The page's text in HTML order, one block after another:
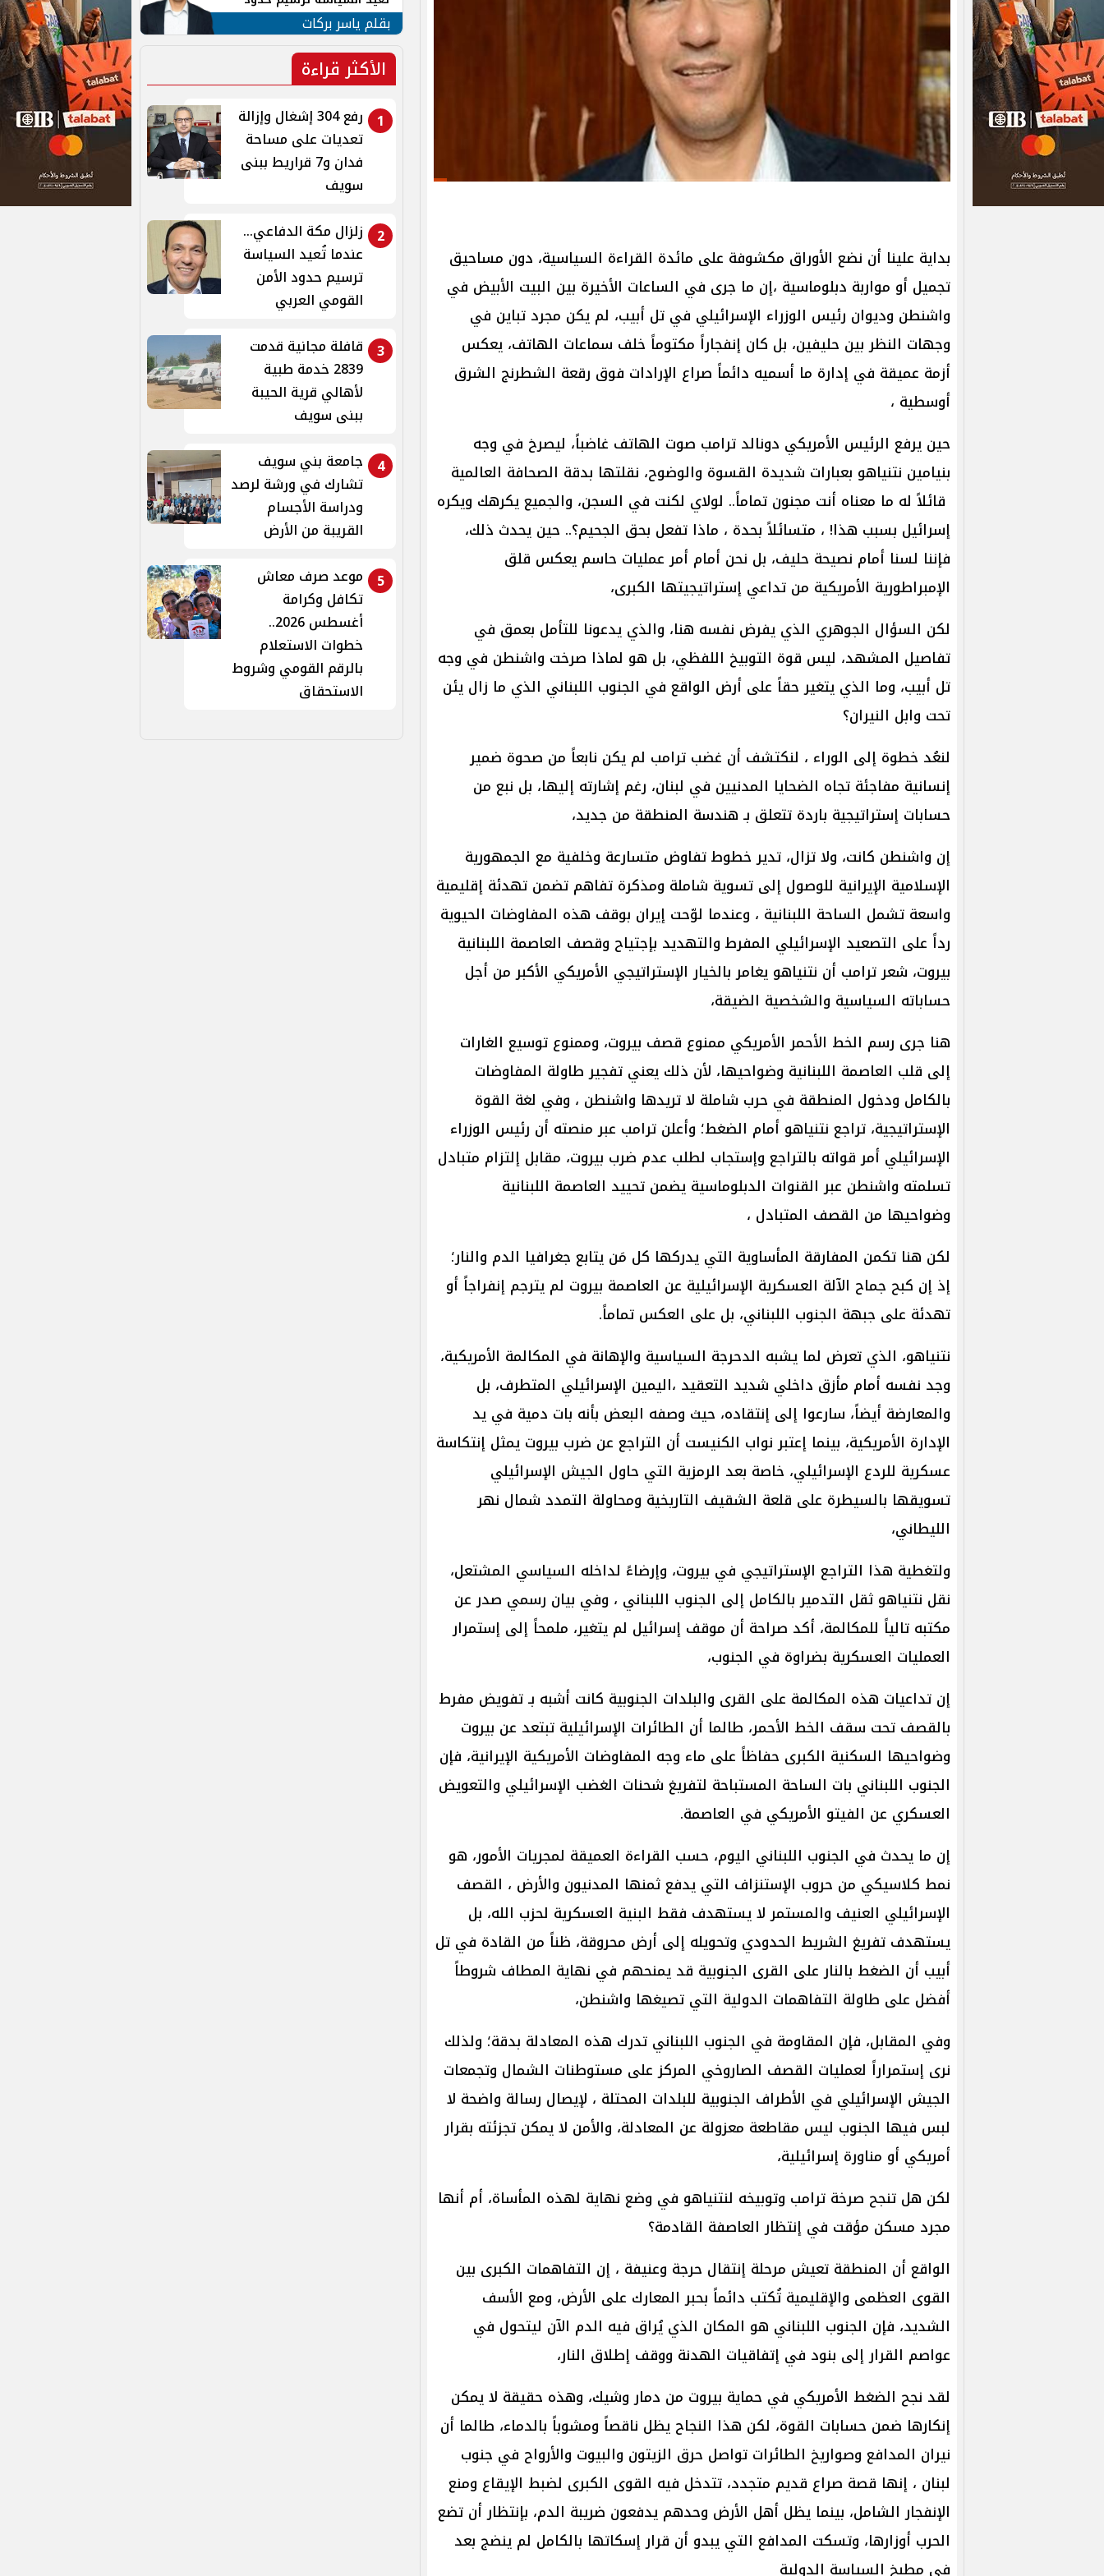
بداية علينا أن نضع الأوراق مكشوفة على مائدة القراءة السياسية، دون مساحيق
تجميل أو مواربة دبلوماسية ،إن ما جرى في الساعات الأخيرة بين البيت الأبيض في
واشنطن وديوان رئيس الوزراء الإسرائيلي في تل أبيب، لم يكن مجرد تباين في
وجهات النظر بين حليفين، بل كان إنفجاراً مكتوماً خلف سماعات الهاتف، يعكس
أزمة عميقة في إدارة ما أسميه دائماً صراع الإرادات فوق رقعة الشطرنج الشرق
أوسطية ،
حين يرفع الرئيس الأمريكي دونالد ترامب صوت الهاتف غاضباً، ليصرخ في وجه
بنيامين نتنياهو بعبارات شديدة القسوة والوضوح، نقلتها بدقة الصحافة العالمية
قائلاً له ما معناه أنت مجنون تماماً.. لولاي لكنت في السجن، والجميع يكرهك ويكره
إسرائيل بسبب هذا! ، متسائلاً بحدة ، ماذا تفعل بحق الجحيم؟.. حين يحدث ذلك،
فإننا لسنا أمام نصيحة حليف، بل نحن أمام أمر عمليات حاسم يعكس قلق
الإمبراطورية الأمريكية من تداعي إستراتيجيتها الكبرى،
لكن السؤال الجوهري الذي يفرض نفسه هنا، والذي يدعونا للتأمل بعمق في
تفاصيل المشهد، ليس قوة التوبيخ اللفظي، بل هو لماذا صرخت واشنطن في وجه
تل أبيب، وما الذي يتغير حقاً على أرض الواقع في الجنوب اللبناني الذي ما زال يئن
تحت وابل النيران؟
لنعُد خطوة إلى الوراء ، لنكتشف أن غضب ترامب لم يكن نابعاً من صحوة ضمير
إنسانية مفاجئة تجاه الضحايا المدنيين في لبنان، رغم إشارته إليها، بل نبع من
حسابات إستراتيجية باردة تتعلق بـ هندسة المنطقة من جديد،
إن واشنطن كانت، ولا تزال، تدير خطوط تفاوض متسارعة وخلفية مع الجمهورية
الإسلامية الإيرانية للوصول إلى تسوية شاملة ومذكرة تفاهم تضمن تهدئة إقليمية
واسعة تشمل الساحة اللبنانية ، وعندما لوّحت إيران بوقف هذه المفاوضات الحيوية
رداً على التصعيد الإسرائيلي المفرط والتهديد بإجتياح وقصف العاصمة اللبنانية
بيروت، شعر ترامب أن نتنياهو يغامر بالخيار الإستراتيجي الأمريكي الأكبر من أجل
حساباته السياسية والشخصية الضيقة،
هنا جرى رسم الخط الأحمر الأمريكي ممنوع قصف بيروت، وممنوع توسيع الغارات
إلى قلب العاصمة اللبنانية وضواحيها، لأن ذلك يعني تفجير طاولة المفاوضات
بالكامل ودخول المنطقة في حرب شاملة لا تريدها واشنطن ، وفي لغة القوة
الإستراتيجية، تراجع نتنياهو أمام الضغط؛ وأعلن ترامب عبر منصته أن رئيس الوزراء
الإسرائيلي أمر قواته بالتراجع وإستجاب لطلب عدم ضرب بيروت، مقابل إلتزام متبادل
تسلمته واشنطن عبر القنوات الدبلوماسية يضمن تحييد العاصمة اللبنانية
وضواحيها من القصف المتبادل ،
لكن هنا تكمن المفارقة المأساوية التي يدركها كل مَن يتابع جغرافيا الدم والنار؛
إذ إن كبح جماح الآلة العسكرية الإسرائيلية عن العاصمة بيروت لم يترجم إنفراجاً أو
تهدئة على جبهة الجنوب اللبناني، بل على العكس تماماً.
نتنياهو، الذي تعرض لما يشبه الدحرجة السياسية والإهانة في المكالمة الأمريكية،
وجد نفسه أمام مأزق داخلي شديد التعقيد ،اليمين الإسرائيلي المتطرف، بل
والمعارضة أيضاً، سارعوا إلى إنتقاده، حيث وصفه البعض بأنه بات دمية في يد
الإدارة الأمريكية، بينما إعتبر نواب الكنيست أن التراجع عن ضرب بيروت يمثل إنتكاسة
عسكرية للردع الإسرائيلي، خاصة بعد الرمزية التي حاول الجيش الإسرائيلي
تسويقها بالسيطرة على قلعة الشقيف التاريخية ومحاولة التمدد شمال نهر
الليطاني،
ولتغطية هذا التراجع الإستراتيجي في بيروت، وإرضاءً لداخله السياسي المشتعل،
نقل نتنياهو ثقل التدمير بالكامل إلى الجنوب اللبناني ، وفي بيان رسمي صدر عن
مكتبه تالياً للمكالمة، أكد صراحة أن موقف إسرائيل لم يتغير، ملمحاً إلى إستمرار
العمليات العسكرية بضراوة في الجنوب،
إن تداعيات هذه المكالمة على القرى والبلدات الجنوبية كانت أشبه بـ تفويض مفرط
بالقصف تحت سقف الخط الأحمر، طالما أن الطائرات الإسرائيلية تبتعد عن بيروت
وضواحيها السكنية الكبرى حفاظاً على ماء وجه المفاوضات الأمريكية الإيرانية، فإن
الجنوب اللبناني بات الساحة المستباحة لتفريغ شحنات الغضب الإسرائيلي والتعويض
العسكري عن الفيتو الأمريكي في العاصمة.
إن ما يحدث في الجنوب اللبناني اليوم، حسب القراءة العميقة لمجريات الأمور، هو
نمط كلاسيكي من حروب الإستنزاف التي يدفع ثمنها المدنيون والأرض ، القصف
الإسرائيلي العنيف والمستمر لا يستهدف فقط البنية العسكرية لحزب الله، بل
يستهدف تفريغ الشريط الحدودي وتحويله إلى أرض محروقة، ظناً من القادة في تل
أبيب أن الضغط بالنار على القرى الجنوبية قد يمنحهم في نهاية المطاف شروطاً
أفضل على طاولة التفاهمات الدولية التي تصيغها واشنطن،
وفي المقابل، فإن المقاومة في الجنوب اللبناني تدرك هذه المعادلة بدقة؛ ولذلك
نرى إستمراراً لعمليات القصف الصاروخي المركز على مستوطنات الشمال وتجمعات
الجيش الإسرائيلي في الأطراف الجنوبية للبلدات المحتلة ، لإيصال رسالة واضحة لا
لبس فيها الجنوب ليس مقاطعة معزولة عن المعادلة، والأمن لا يمكن تجزئته بقرار
أمريكي أو مناورة إسرائيلية،
لكن هل تنجح صرخة ترامب وتوبيخه لنتنياهو في وضع نهاية لهذه المأساة، أم أنها
مجرد مسكن مؤقت في إنتظار العاصفة القادمة؟
الواقع أن المنطقة تعيش مرحلة إنتقال حرجة وعنيفة ، إن التفاهمات الكبرى بين
القوى العظمى والإقليمية تُكتب دائماً بحبر المعارك على الأرض، ومع الأسف
الشديد، فإن الجنوب اللبناني هو المكان الذي يُراق فيه الدم الآن ليتحول في
عواصم القرار إلى بنود في إتفاقيات الهدنة ووقف إطلاق النار،
لقد نجح الضغط الأمريكي في حماية بيروت من دمار وشيك، وهذه حقيقة لا يمكن
إنكارها ضمن حسابات القوة، لكن هذا النجاح يظل ناقصاً ومشوباً بالدماء، طالما أن
نيران المدافع وصواريخ الطائرات تواصل حرق الزيتون والبيوت والأرواح في جنوب
لبنان ، إنها قصة صراع قديم متجدد، تتدخل فيه القوى الكبرى لضبط الإيقاع ومنع
الإنفجار الشامل، بينما يظل أهل الأرض وحدهم يدفعون ضريبة الدم، بإنتظار أن تضع
الحرب أوزارها، وتسكت المدافع التي يبدو أن قرار إسكاتها بالكامل لم ينضج بعد
في مطبخ السياسة الدولية
الأمن القومي العربي
بقلم ياسر بركات
الأكثر قراءة
1
رفع 304 إشغال وإزالة
تعديات على مساحة
فدان و7 قراريط ببنى
سويف
2
زلزال مكة الدفاعي...
عندما تُعيد السياسة
ترسيم حدود الأمن
القومي العربي
3 قافلة مجانية قدمت
2839 خدمة طبية
لأهالي قرية الحيبة
ببنى سويف
4
جامعة بني سويف
تشارك في ورشة لرصد
ودراسة الأجسام
القريبة من الأرض
5
موعد صرف معاش
تكافل وكرامة
أغسطس 2026..
خطوات الاستعلام
بالرقم القومي وشروط
الاستحقاق